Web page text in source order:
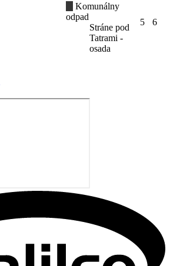
Komunálny
odpad
Stráne pod
Tatrami -
osada
5 6